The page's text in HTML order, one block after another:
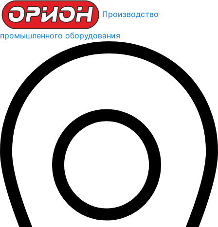
Производство
промышленного оборудования